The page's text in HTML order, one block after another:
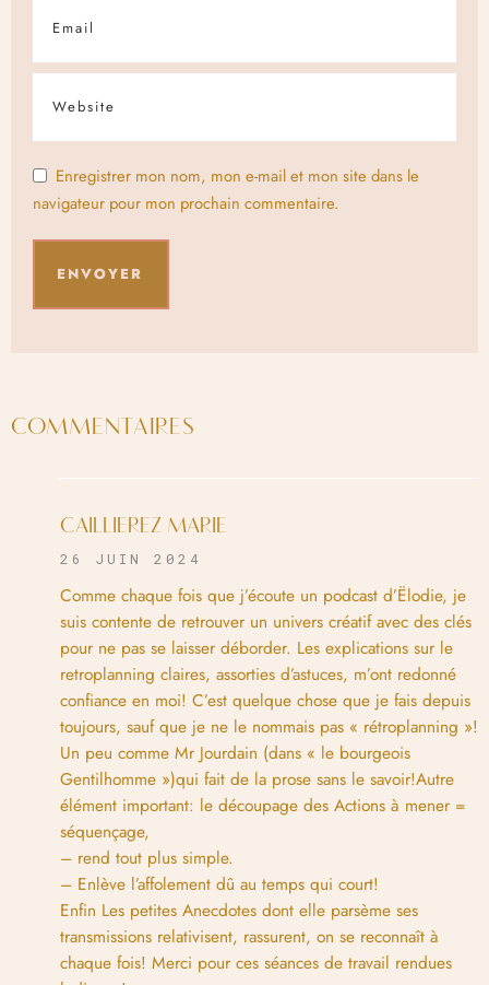
Enregistrer mon nom, mon e-mail et mon site dans le
navigateur pour mon prochain commentaire.
COMMENTAIRES
CAILLIEREZ MARIE
26 JUIN 2024
Comme chaque fois que j’écoute un podcast d’Ëlodie, je
suis contente de retrouver un univers créatif avec des clés
pour ne pas se laisser déborder. Les explications sur le
retroplanning claires, assorties d’astuces, m’ont redonné
confiance en moi! C’est quelque chose que je fais depuis
toujours, sauf que je ne le nommais pas « rétroplanning »!
Un peu comme Mr Jourdain (dans « le bourgeois
Gentilhomme »)qui fait de la prose sans le savoir!Autre
élément important: le découpage des Actions à mener =
séquençage,
– rend tout plus simple.
– Enlève l’affolement dû au temps qui court!
Enfin Les petites Anecdotes dont elle parsème ses
transmissions relativisent, rassurent, on se reconnaît à
chaque fois! Merci pour ces séances de travail rendues